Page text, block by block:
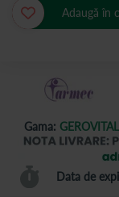
Gama:
Data de
Adaugă în